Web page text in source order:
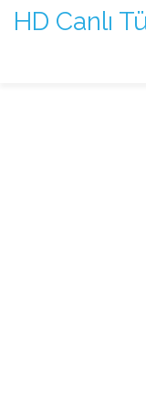
HD Canlı